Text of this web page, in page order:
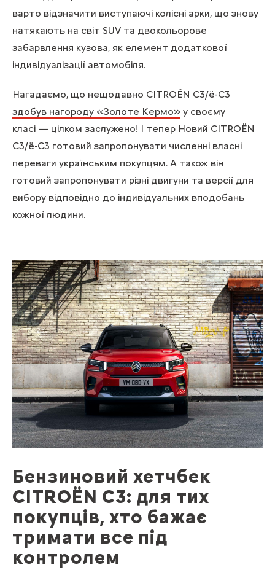
варто відзначити виступаючі колісні арки, що знову
натякають на світ SUV та двокольорове
забарвлення кузова, як елемент додаткової
індивідуалізації автомобіля.
Нагадаємо, що нещодавно CITROЁN С3/ë-C3
здобув нагороду «Золоте Кермо» у своєму
класі — цілком заслужено! І тепер Новий CITROЁN
С3/ë-C3 готовий запропонувати численні власні
переваги українським покупцям. А також він
готовий запропонувати різні двигуни та версії для
вибору відповідно до індивідуальних вподобань
кожної людини.
Бензиновий хетчбек
CITROЁN С3: для тих
покупців, хто бажає
тримати все під
контролем